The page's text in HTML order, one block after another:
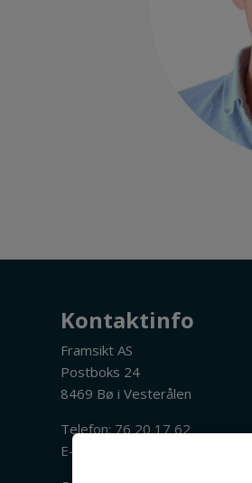
Kontaktinfo
Framsikt AS
Postboks 24
8469 Bø i Vesterålen
Telefon: 76 20 17 62
E-post: